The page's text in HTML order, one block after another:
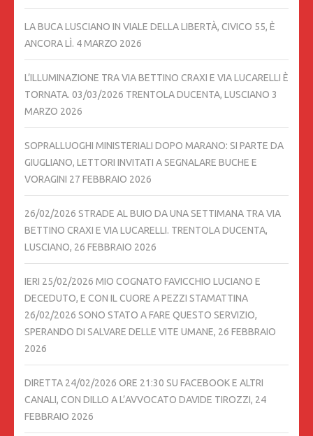
LA BUCA LUSCIANO IN VIALE DELLA LIBERTÀ, CIVICO 55, È
ANCORA LÌ. 4 MARZO 2026
L’ILLUMINAZIONE TRA VIA BETTINO CRAXI E VIA LUCARELLI È
TORNATA. 03/03/2026 TRENTOLA DUCENTA, LUSCIANO 3
MARZO 2026
SOPRALLUOGHI MINISTERIALI DOPO MARANO: SI PARTE DA
GIUGLIANO, LETTORI INVITATI A SEGNALARE BUCHE E
VORAGINI 27 FEBBRAIO 2026
26/02/2026 STRADE AL BUIO DA UNA SETTIMANA TRA VIA
BETTINO CRAXI E VIA LUCARELLI. TRENTOLA DUCENTA,
LUSCIANO, 26 FEBBRAIO 2026
IERI 25/02/2026 MIO COGNATO FAVICCHIO LUCIANO E
DECEDUTO, E CON IL CUORE A PEZZI STAMATTINA
26/02/2026 SONO STATO A FARE QUESTO SERVIZIO,
SPERANDO DI SALVARE DELLE VITE UMANE, 26 FEBBRAIO
2026
DIRETTA 24/02/2026 ORE 21:30 SU FACEBOOK E ALTRI
CANALI, CON DILLO A L’AVVOCATO DAVIDE TIROZZI, 24
FEBBRAIO 2026